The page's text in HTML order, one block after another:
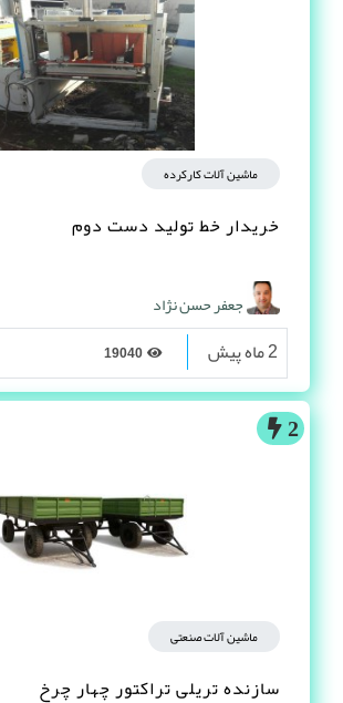
ماشین آلات کارکرده
خریدار خط تولید دست دوم
جعفر حسن نژاد
2 ماه پیش
2
ماشین آلات صنعتی
سازنده تریلی تراکتور چهار چرخ